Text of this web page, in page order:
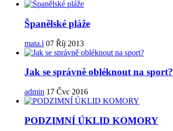
Španělské pláže
mata.l 07 Říj 2013
Jak se správně obléknout na sport?
admin 17 Čvc 2016
PODZIMNÍ ÚKLID KOMORY